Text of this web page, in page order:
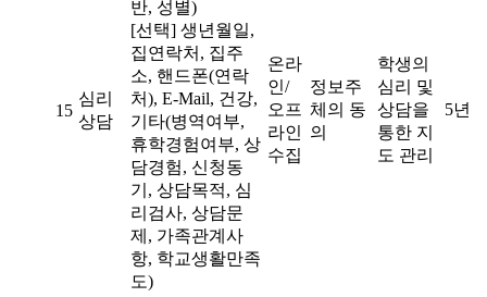
15
심리
상담
반, 성별)
[선택] 생년월일,
집연락처, 집주
소, 핸드폰(연락
처), E-Mail, 건강,
기타(병역여부,
휴학경험여부, 상
담경험, 신청동
기, 상담목적, 심
리검사, 상담문
제, 가족관계사
항, 학교생활만족
도)
온라
인/
오프
라인
수집
정보주
체의 동
의
학생의
심리 및
상담을
통한 지
도 관리
5년